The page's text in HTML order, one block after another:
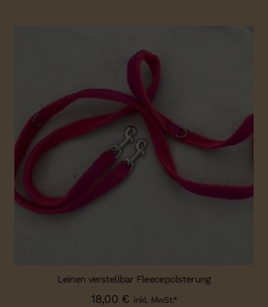
Leinen verstellbar Fleecepolsterung
18,00 € inkl. MwSt.*